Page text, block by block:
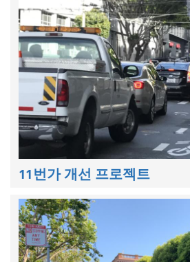
11번가 개선 프로젝트